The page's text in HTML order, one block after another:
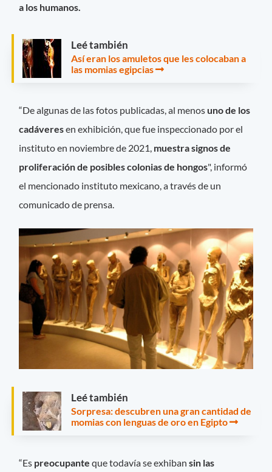
a los humanos.
Leé también
Así eran los amuletos que les colocaban a
las momias egipcias
“De algunas de las fotos publicadas, al menos uno de los
cadáveresen exhibición, que fue inspeccionado por el
instituto en noviembre de 2021, muestra signos de
proliferación de posibles colonias de hongos", informó
el mencionado instituto mexicano, a través de un
comunicado de prensa.
Leé también
Sorpresa: descubren una gran cantidad de
momias con lenguas de oro en Egipto
“Es preocupante que todavía se exhibansin las